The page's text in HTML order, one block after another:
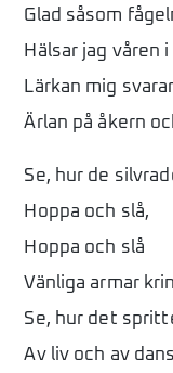
Glad såsom
Hälsar jag våren
Lärkan mig
Ärlan på åkern
Se, hur de
Hoppa och slå,
Hoppa och slå
Vänliga armar
Se, hur det
Av liv och av